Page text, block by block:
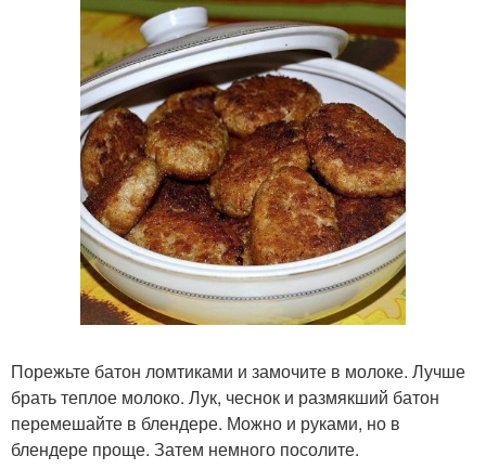
Порежьте батон ломтиками и замочите в молоке. Лучше
брать теплое молоко. Лук, чеснок и размякший батон
перемешайте в блендере. Можно и руками, но в
блендере проще. Затем немного посолите.